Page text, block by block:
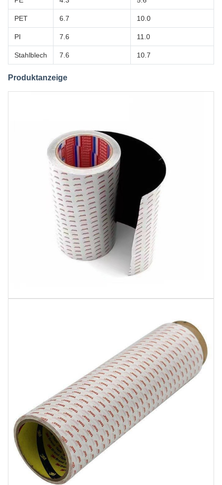
PET 6.7 10.0
PI 7.6 11.0
Stahlblech 7.6 10.7
Produktanzeige